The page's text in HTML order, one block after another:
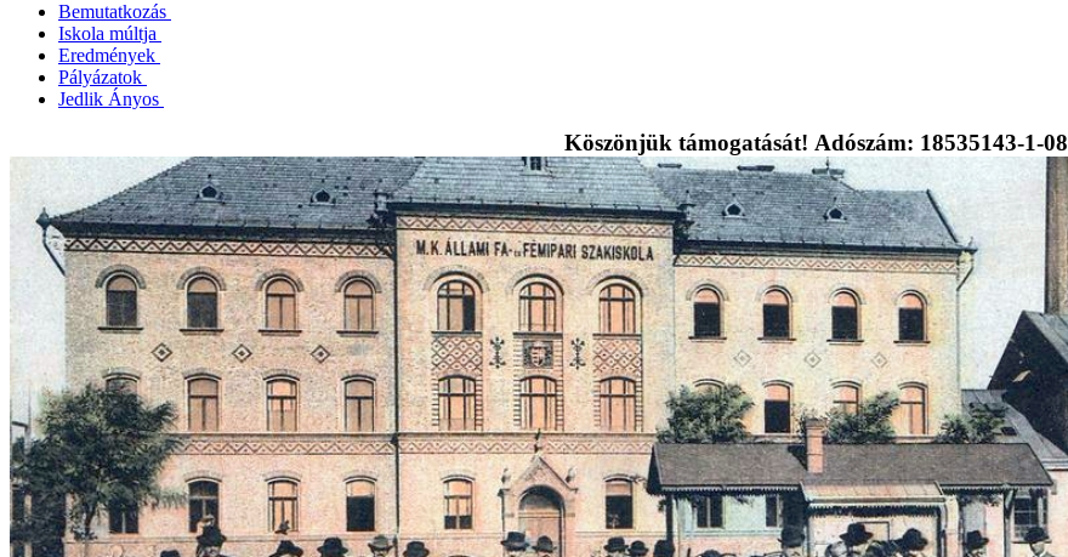
Bemutatkozás
Iskola múltja
Eredmények
Pályázatok
Jedlik Ányos
Köszönjük támogatását! Adószám: 18535143-1-08